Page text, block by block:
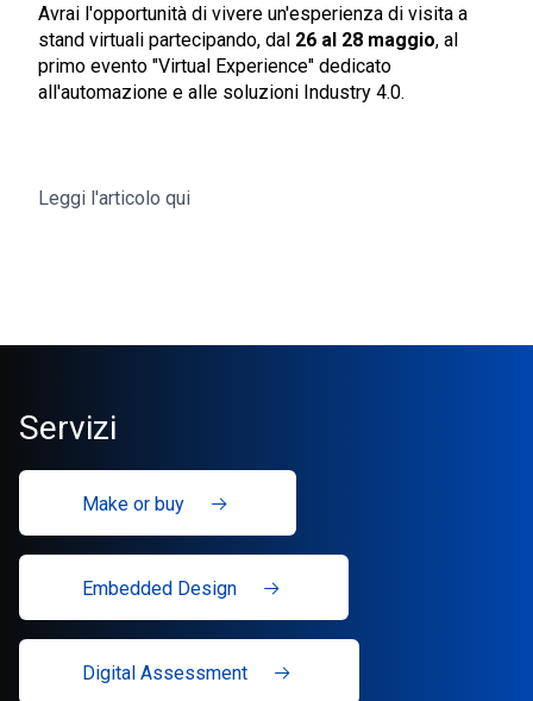
Avrai l'opportunità di vivere un'esperienza di visita a
stand virtuali partecipando, dal 26 al 28 maggio, al
primo evento "Virtual Experience" dedicato
all'automazione e alle soluzioni Industry 4.0.
Leggi l'articolo qui
Servizi
Make or buy
Embedded Design
Digital Assessment